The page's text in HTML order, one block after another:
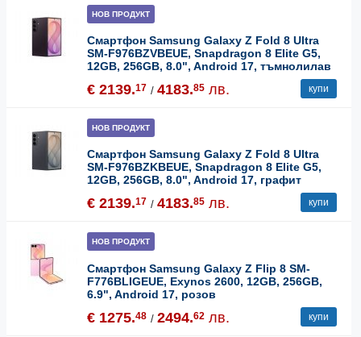
НОВ ПРОДУКТ
Смартфон Samsung Galaxy Z Fold 8 Ultra
SM-F976BZVBEUE, Snapdragon 8 Elite G5,
12GB, 256GB, 8.0", Android 17, тъмнолилав
€ 2139.17 / 4183.85 лв. купи
НОВ ПРОДУКТ
Смартфон Samsung Galaxy Z Fold 8 Ultra
SM-F976BZKBEUE, Snapdragon 8 Elite G5,
12GB, 256GB, 8.0", Android 17, графит
€ 2139.17 / 4183.85 лв. купи
НОВ ПРОДУКТ
Смартфон Samsung Galaxy Z Flip 8 SM-
F776BLIGEUE, Exynos 2600, 12GB, 256GB,
6.9", Android 17, розов
€ 1275.48 / 2494.62 лв. купи